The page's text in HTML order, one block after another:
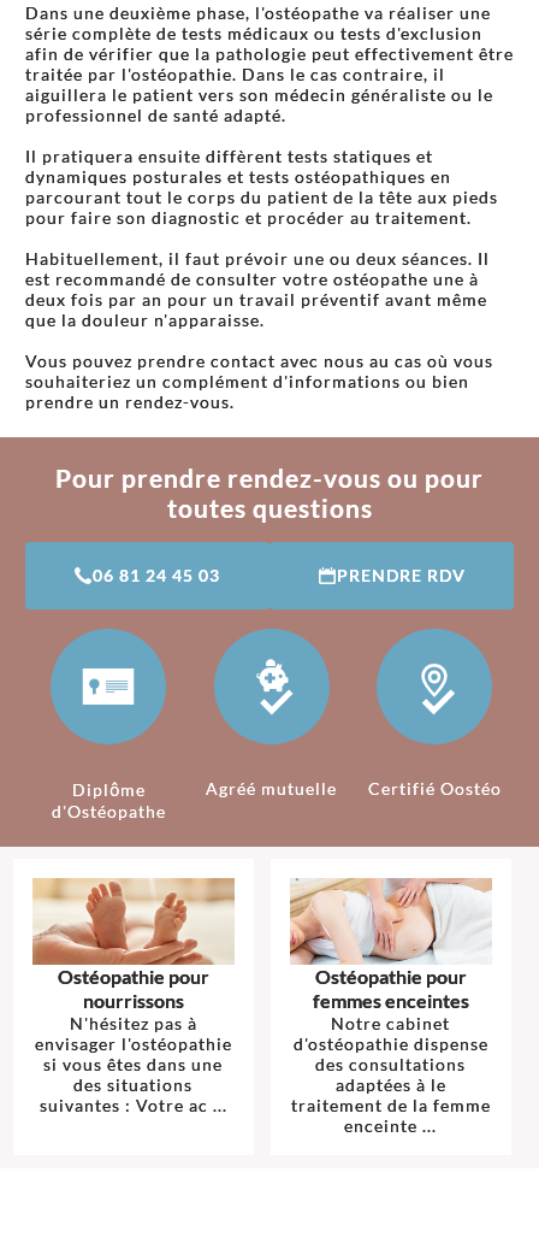
Dans une deuxième phase, l'ostéopathe va réaliser une
série complète de tests médicaux ou tests d'exclusion
afin de vérifier que la pathologie peut effectivement être
traitée par l'ostéopathie. Dans le cas contraire, il
aiguillera le patient vers son médecin généraliste ou le
professionnel de santé adapté.
Il pratiquera ensuite diffèrent tests statiques et
dynamiques posturales et tests ostéopathiques en
parcourant tout le corps du patient de la tête aux pieds
pour faire son diagnostic et procéder au traitement.
Habituellement, il faut prévoir une ou deux séances. Il
est recommandé de consulter votre ostéopathe une à
deux fois par an pour un travail préventif avant même
que la douleur n'apparaisse.
Vous pouvez prendre contact avec nous au cas où vous
souhaiteriez un complément d'informations ou bien
prendre un rendez-vous.
Pour prendre rendez-vous ou pour
toutes questions
06 81 24 45 03 PRENDRE RDV
Diplôme
d'Ostéopathe
Agréé mutuelle Certifié Oostéo
Ostéopathie pour
nourrissons
N'hésitez pas à
envisager l'ostéopathie
si vous êtes dans une
des situations
suivantes : Votre ac ...
Ostéopathie pour
femmes enceintes
Notre cabinet
d'ostéopathie dispense
des consultations
adaptées à le
traitement de la femme
enceinte ...